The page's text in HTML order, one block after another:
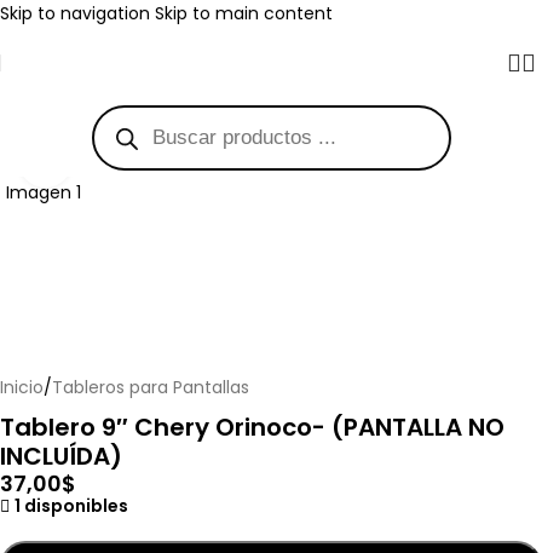
Skip to navigation Skip to main content
Haga clic para ampliar
Inicio/Tableros para Pantallas
Tablero 9″ Chery Orinoco- (PANTALLA NO
INCLUÍDA)
37,00$
1 disponibles